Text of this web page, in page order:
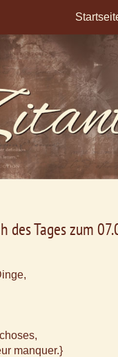
des Tages zum
manquer.}